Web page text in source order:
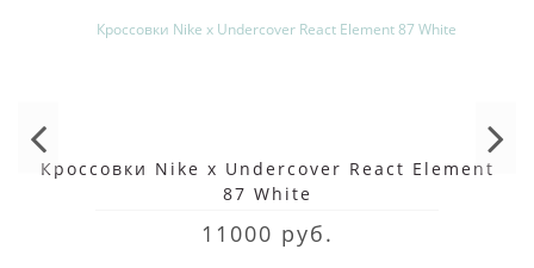
Кроссовки Nike x Undercover React Element
87 White
11000 руб.